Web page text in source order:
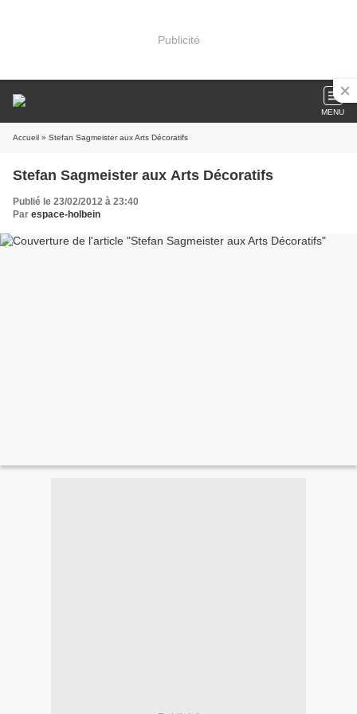
Publicité
MENU
Accueil » Stefan Sagmeister aux Arts Décoratifs
Stefan Sagmeister aux Arts Décoratifs
Publié le 23/02/2012 à 23:40
Par espace-holbein